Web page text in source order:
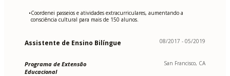
•Coordenei passeios e atividades extracurriculares, aumentando a
consciência cultural para mais de 150 alunos.
Assistente de Ensino Bilíngue 08/2017 - 05/2019
Programa de Extensão
Educacional
San Francisco, CA